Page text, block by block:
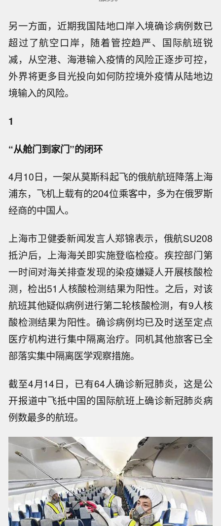
另一方面，近期我国陆地口岸入境确诊病例数已
超过了航空口岸，随着管控趋严、国际航班锐
减，从空港、海港输入疫情的风险正逐步可控，
外界将更多目光投向如何防控境外疫情从陆地边
境输入的风险。
1
“从舱门到家门”的闭环
4月10日，一架从莫斯科起飞的俄航航班降落上海
浦东，飞机上载有的204位乘客中，多为在俄罗斯
经商的中国人。
上海市卫健委新闻发言人郑锦表示，俄航SU208
抵沪后，上海海关即实施登临检疫。疾控部门第
一时间对海关排查发现的染疫嫌疑人开展核酸检
测，检出51人核酸检测结果为阳性。之后，对该
航班其他疑似病例进行第二轮核酸检测，有9人核
酸检测结果为阳性。确诊病例均已及时送至定点
医疗机构进行集中隔离治疗。同机其他旅客已全
部落实集中隔离医学观察措施。
截至4月14日，已有64人确诊新冠肺炎，这是公
开报道中飞抵中国的国际航班上确诊新冠肺炎病
例数最多的航班。